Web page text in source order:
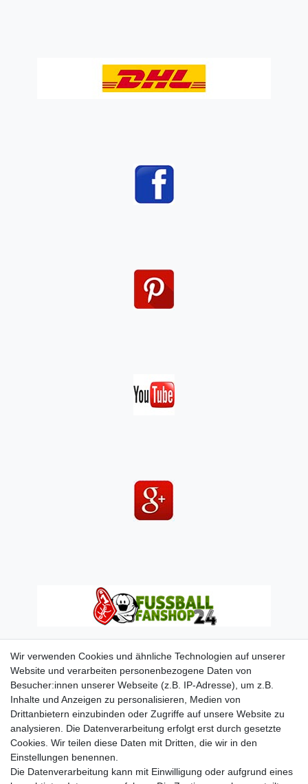
Wir verwenden Cookies und ähnliche Technologien auf unserer
Website und verarbeiten personenbezogene Daten von
Besucher:innen unserer Webseite (z.B. IP-Adresse), um z.B.
Inhalte und Anzeigen zu personalisieren, Medien von
Drittanbietern einzubinden oder Zugriffe auf unsere Website zu
analysieren. Die Datenverarbeitung erfolgt erst durch gesetzte
Cookies. Wir teilen diese Daten mit Dritten, die wir in den
Einstellungen benennen.
Die Datenverarbeitung kann mit Einwilligung oder aufgrund eines